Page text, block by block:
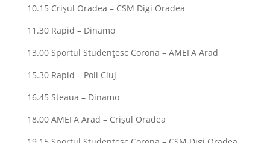
10.15 Crișul Oradea – CSM Digi Oradea
11.30 Rapid – Dinamo
13.00 Sportul Studențesc Corona – AMEFA Arad
15.30 Rapid – Poli Cluj
16.45 Steaua – Dinamo
18.00 AMEFA Arad – Crișul Oradea